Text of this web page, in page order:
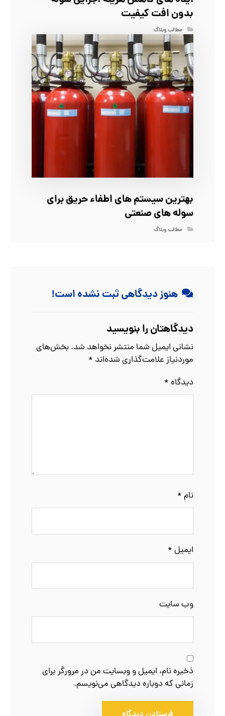
بدون افت کیفیت
مطالب وبلاگ
بهترین سیستم‌ های اطفاء حریق برای
سوله‌ های صنعتی
مطالب وبلاگ
هنوز دیدگاهی ثبت نشده است!
دیدگاهتان را بنویسید
نشانی ایمیل شما منتشر نخواهد شد. بخش‌های
موردنیاز علامت‌گذاری شده‌اند *
دیدگاه *
نام*
ایمیل*
وب‌ سایت
ذخیره نام، ایمیل و وبسایت من در مرورگر برای
زمانی که دوباره دیدگاهی می‌نویسم.